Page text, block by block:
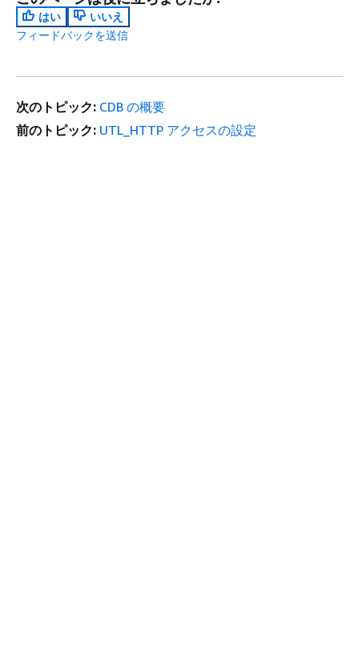
はい
いいえ
フィードバックを送信
次のトピック: CDB の概要
前のトピック: UTL_HTTP アクセスの設定